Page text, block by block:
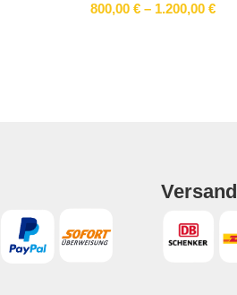
800,00 € – 1.200,00 €